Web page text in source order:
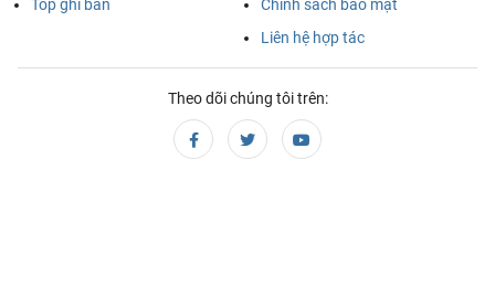
Top ghi bàn
Chính sách bảo mật
Liên hệ hợp tác
Theo dõi chúng tôi trên: